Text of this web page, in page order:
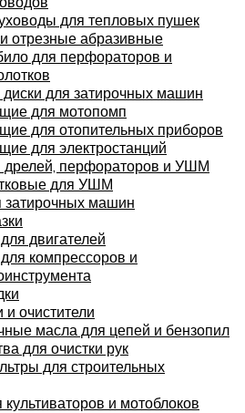
для тепловых пушек
отрезные абразивные
для перфораторов и
для затирочных машин
для мотопомп
для отопительных приборов
для электростанций
дрелей, перфораторов и УШМ
для УШМ
затирочных машин
двигателей
компрессоров и
и очистители
масла для цепей и бензопил
для очистки рук
для строительных
и мотоблоков